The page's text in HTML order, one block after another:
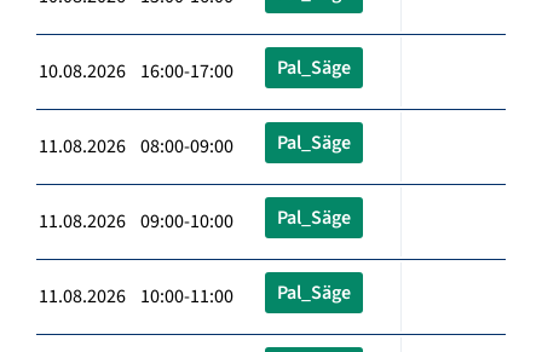
10.08.2026 16:00-17:00 Pal_Säge
11.08.2026 08:00-09:00 Pal_Säge
11.08.2026 09:00-10:00 Pal_Säge
11.08.2026 10:00-11:00 Pal_Säge